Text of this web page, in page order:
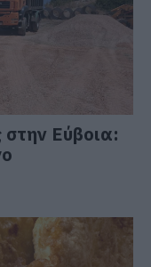
Εύβοια: